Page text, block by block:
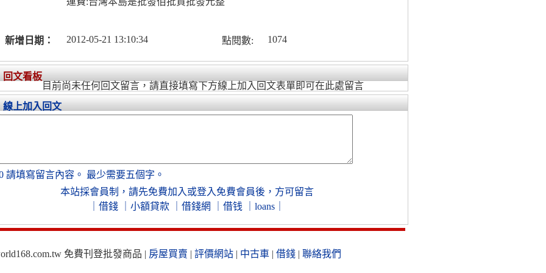
新增日期： 2012-05-21 13:10:34 點閱數: 1074
回文看板
目前尚未任何回文留言，請直接填寫下方線上加入回文表單即可在此處留言
線上加入回文
請填寫留言內容。 最少需要五個字。
本站採會員制， 請先免費加入 或登入免費會員後，方可留言
借錢 小額貸款 借錢網 借钱 loans
免費刊登批發商品 | 房屋買賣 | 評價網站| 中古車| 借錢| 聯絡我們